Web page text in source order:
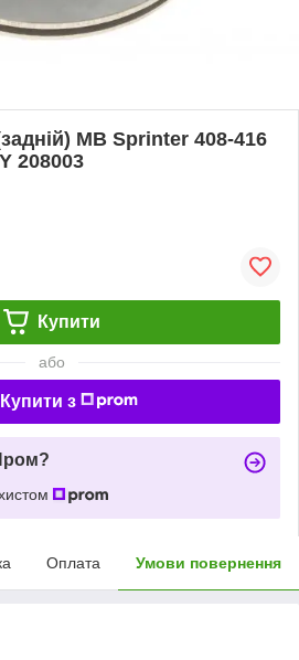
MB Sprinter 408-416
208003
Купити
або
Купити з
Оплата Умови повернення